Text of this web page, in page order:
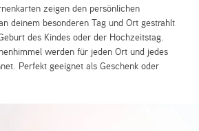
zeigen den persönlichen
deinem besonderen Tag und Ort gestrahlt
des Kindes oder der Hochzeitstag.
werden für jeden Ort und jedes
Perfekt geeignet als Geschenk oder